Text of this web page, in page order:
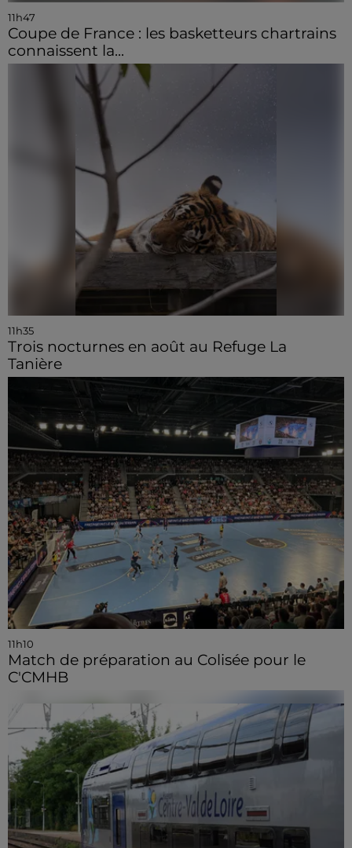
11h47
Coupe de France : les basketteurs chartrains
connaissent la...
11h35
Trois nocturnes en août au Refuge La
Tanière
11h10
Match de préparation au Colisée pour le
C'CMHB